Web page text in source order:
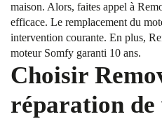
maison. Alors, faites appel à
efficace. Le remplacement du
intervention courante. En plus,
moteur Somfy garanti 10 ans.
Choisir
réparation de